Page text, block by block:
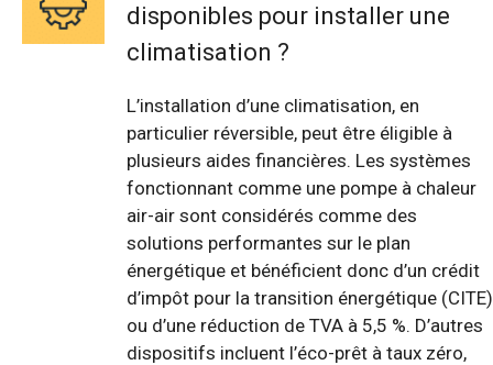
disponibles pour installer une
climatisation ?
L’installation d’une climatisation, en
particulier réversible, peut être éligible à
plusieurs aides financières. Les systèmes
fonctionnant comme une pompe à chaleur
air-air sont considérés comme des
solutions performantes sur le plan
énergétique et bénéficient donc d’un crédit
d’impôt pour la transition énergétique (CITE)
ou d’une réduction de TVA à 5,5 %. D’autres
dispositifs incluent l’éco-prêt à taux zéro,